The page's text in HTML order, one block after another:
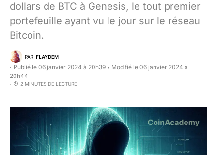
dollars de BTC à Genesis, le tout premier
portefeuille ayant vu le jour sur le réseau
Bitcoin.
PAR FLAYDEM
Publié le 06 janvier 2024 à 20h39 • Modifié le 06 janvier 2024 à
20h44
2 MINUTES DE LECTURE